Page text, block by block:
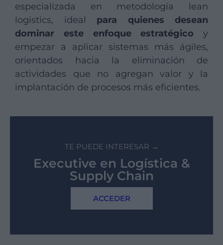
especializada en metodología lean
logistics, ideal para quienes desean
dominar este enfoque estratégico y
empezar a aplicar sistemas más ágiles,
orientados hacia la eliminación de
actividades que no agregan valor y la
implantación de procesos más eficientes.
TE PUEDE INTERESAR →
Executive en Logística &
Supply Chain
ACCEDER